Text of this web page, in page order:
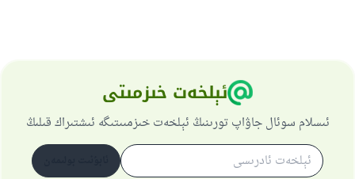
ئېلخەت خىزمىتى
ئىسلام سوئال جاۋاپ تورىنىڭ ئېلخەت خىزمىىتىگە ئىشتىراك قىلىڭ